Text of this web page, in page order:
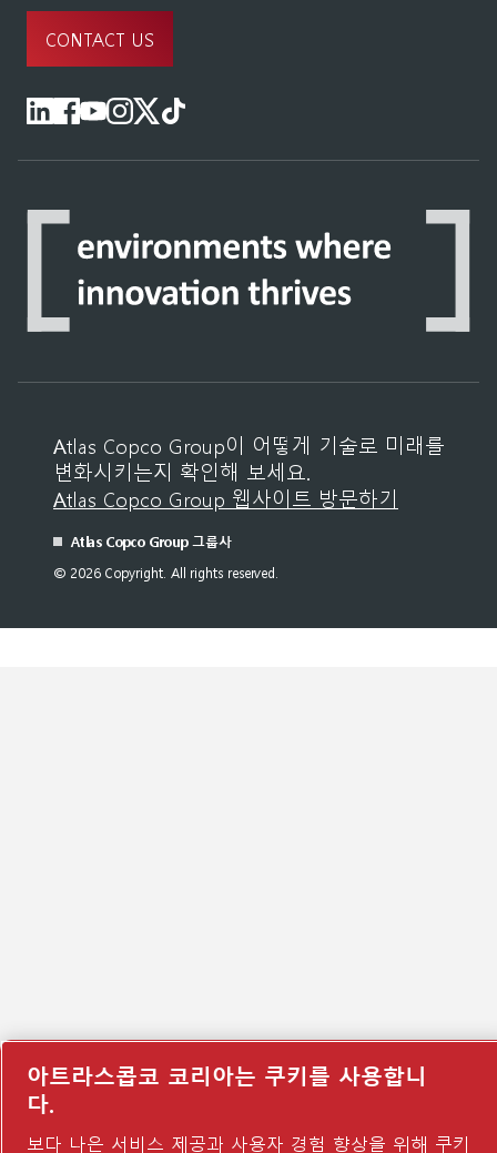
CONTACT US
Atlas Copco Group이 어떻게 기술로 미래를
변화시키는지 확인해 보세요.
Atlas Copco Group 웹사이트 방문하기
Atlas Copco Group 그룹사
© 2026 Copyright. All rights reserved.
아트라스콥코 코리아는 쿠키를 사용합니
다.
보다 나은 서비스 제공과 사용자 경험 향상을 위해 쿠키